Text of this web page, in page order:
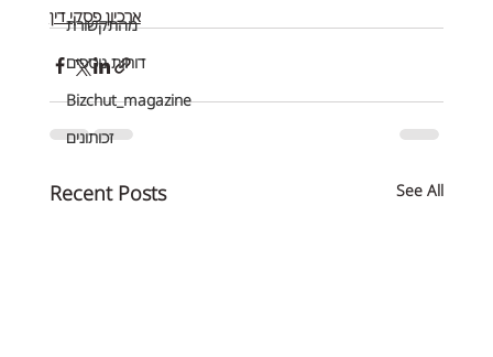
מהתקשורת
דוחות נוספים
Bizchut_magazine
זכותונים
ארכיון פסקי דין
Recent Posts See All